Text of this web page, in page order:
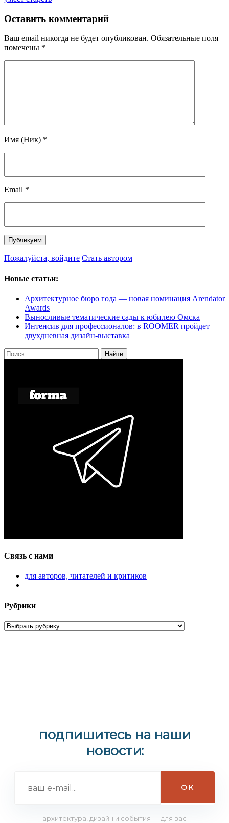
Оставить комментарий
Ваш email никогда не будет опубликован. Обязательные поля
помечены *
Имя (Ник) *
Email *
Пожалуйста, войдите Стать автором
Новые статьи:
Архитектурное бюро года — новая номинация Arendator
Awards
Выносливые тематические сады к юбилею Омска
Интенсив для профессионалов: в ROOMER пройдет
двухдневная дизайн-выставка
Найти
Связь с нами
для авторов, читателей и критиков
Рубрики
подпишитесь на наши
новости:
архитектура, дизайн и события — для вас